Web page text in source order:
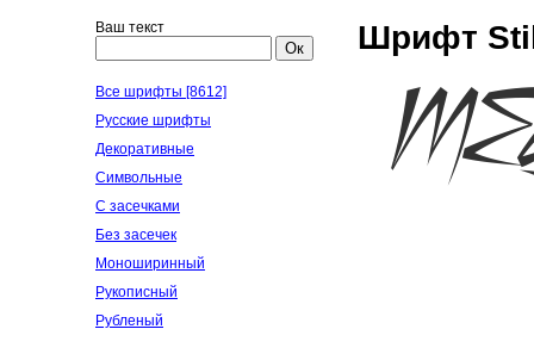
Ваш текст
Ок
Все шрифты [8612]
Русские шрифты
Декоративные
Символьные
С засечками
Без засечек
Моноширинный
Рукописный
Рубленый
Шрифт